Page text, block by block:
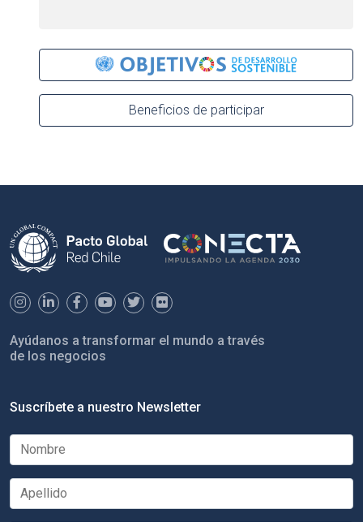
Beneficios de participar
Ayúdanos a transformar el mundo a través
de los negocios
Suscríbete a nuestro Newsletter